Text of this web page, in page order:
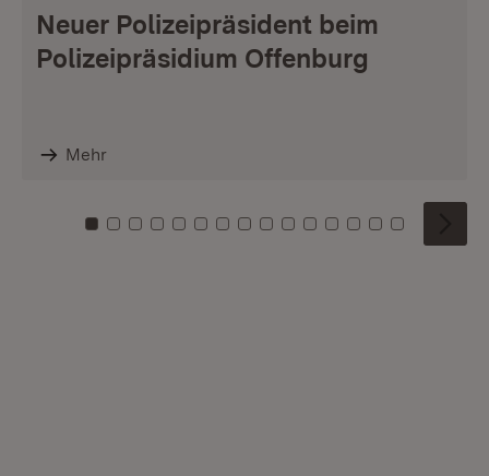
Neuer Polizeipräsident beim
Polizeipräsidium Offenburg
Mehr
Zu Kachel: 0
Zu Kachel: 1
Zu Kachel: 2
Zu Kachel: 3
Zu Kachel: 4
Zu Kachel: 5
Zu Kachel: 6
Zu Kachel: 7
Zu Kachel: 8
Zu Kachel: 9
Zu Kachel: 10
Zu Kachel: 11
Zu Kachel: 12
Zu Kachel:
Zu